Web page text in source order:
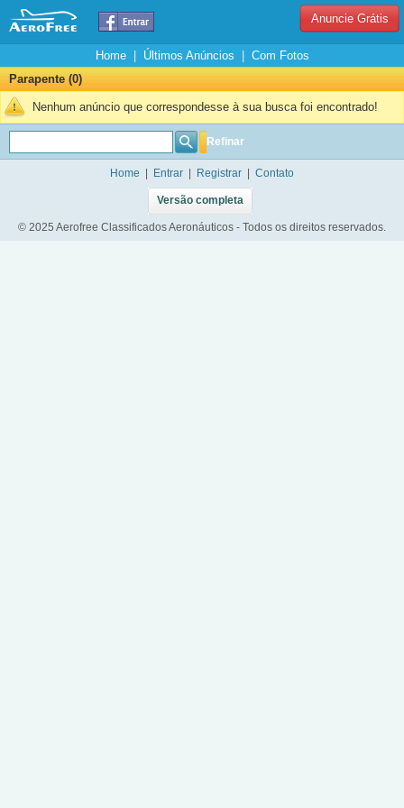
Anuncie Grátis
Home| Últimos Anúncios
Com Fotos
Parapente (0)
Nenhum anúncio que correspondesse à sua busca foi encontrado!
Refinar
Home Entrar Registrar Contato
Versão completa
© 2025 Aerofree Classificados Aeronáuticos - Todos os direitos reservados.